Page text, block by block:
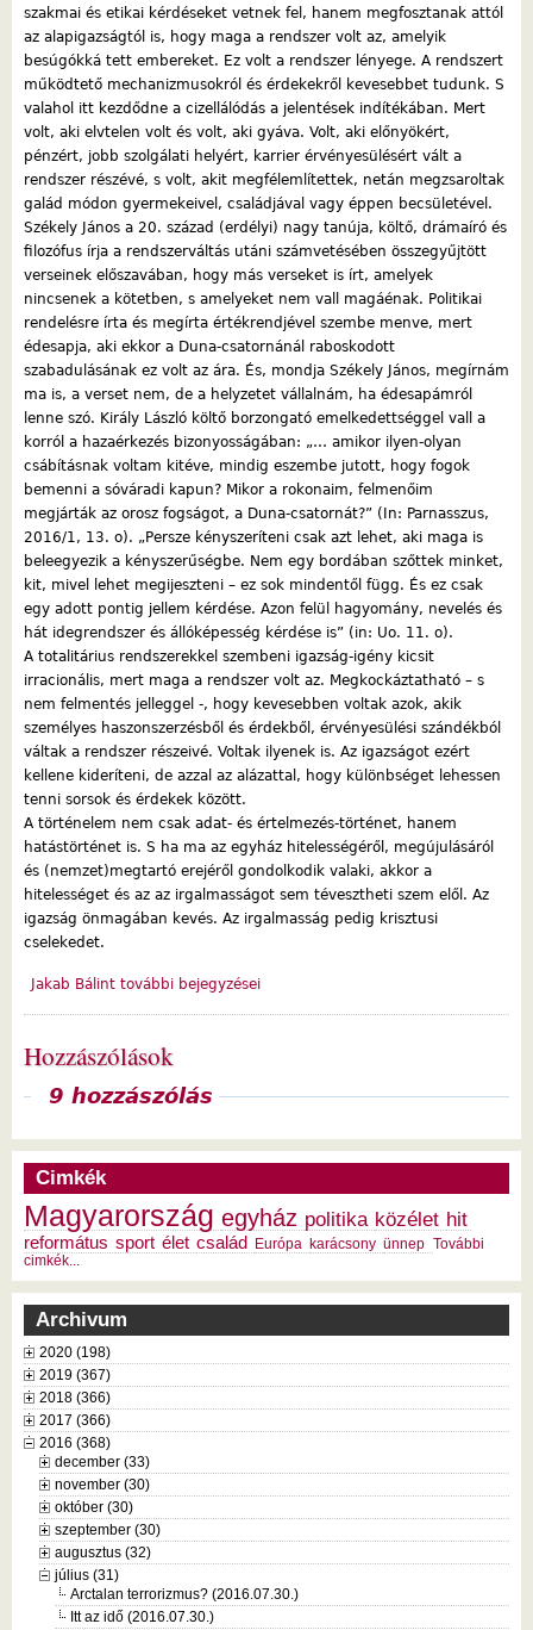
szakmai és etikai kérdéseket vetnek fel, hanem megfosztanak attól
az alapigazságtól is, hogy maga a rendszer volt az, amelyik
besúgókká tett embereket. Ez volt a rendszer lényege. A rendszert
működtető mechanizmusokról és érdekekről kevesebbet tudunk. S
valahol itt kezdődne a cizellálódás a jelentések indítékában. Mert
volt, aki elvtelen volt és volt, aki gyáva. Volt, aki előnyökért,
pénzért, jobb szolgálati helyért, karrier érvényesülésért vált a
rendszer részévé, s volt, akit megfélemlítettek, netán megzsaroltak
galád módon gyermekeivel, családjával vagy éppen becsületével.
Székely János a 20. század (erdélyi) nagy tanúja, költő, drámaíró és
filozófus írja a rendszerváltás utáni számvetésében összegyűjtött
verseinek előszavában, hogy más verseket is írt, amelyek
nincsenek a kötetben, s amelyeket nem vall magáénak. Politikai
rendelésre írta és megírta értékrendjével szembe menve, mert
édesapja, aki ekkor a Duna-csatornánál raboskodott
szabadulásának ez volt az ára. És, mondja Székely János, megírnám
ma is, a verset nem, de a helyzetet vállalnám, ha édesapámról
lenne szó. Király László költő borzongató emelkedettséggel vall a
korról a hazaérkezés bizonyosságában: „… amikor ilyen-olyan
csábításnak voltam kitéve, mindig eszembe jutott, hogy fogok
bemenni a sóváradi kapun? Mikor a rokonaim, felmenőim
megjárták az orosz fogságot, a Duna-csatornát?” (In: Parnasszus,
2016/1, 13. o). „Persze kényszeríteni csak azt lehet, aki maga is
beleegyezik a kényszerűségbe. Nem egy bordában szőttek minket,
kit, mivel lehet megijeszteni – ez sok mindentől függ. És ez csak
egy adott pontig jellem kérdése. Azon felül hagyomány, nevelés és
hát idegrendszer és állóképesség kérdése is” (in: Uo. 11. o).
A totalitárius rendszerekkel szembeni igazság-igény kicsit
irracionális, mert maga a rendszer volt az. Megkockáztatható – s
nem felmentés jelleggel -, hogy kevesebben voltak azok, akik
személyes haszonszerzésből és érdekből, érvényesülési szándékból
váltak a rendszer részeivé. Voltak ilyenek is. Az igazságot ezért
kellene kideríteni, de azzal az alázattal, hogy különbséget lehessen
tenni sorsok és érdekek között.
A történelem nem csak adat- és értelmezés-történet, hanem
hatástörténet is. S ha ma az egyház hitelességéről, megújulásáról
és (nemzet)megtartó erejéről gondolkodik valaki, akkor a
hitelességet és az az irgalmasságot sem tévesztheti szem elől. Az
igazság önmagában kevés. Az irgalmasság pedig krisztusi
cselekedet.
Jakab Bálint további bejegyzései
Hozzászólások
Megjelenítés
9 hozzászólás
Cimkék
Magyarország egyház politika közélet hit
református sport élet család Európa karácsony ünnep További
cimkék...
Archivum
2020 (198)
2019 (367)
2018 (366)
2017 (366)
2016 (368)
december (33)
november (30)
október (30)
szeptember (30)
augusztus (32)
július (31)
Arctalan terrorizmus? (2016.07.30.)
Itt az idő (2016.07.30.)